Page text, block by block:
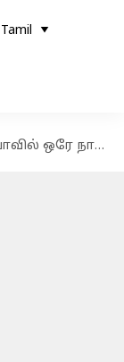
Tamil
கொரோனா பாதிப்பு: 26 பேர் உயிரிழப்பு